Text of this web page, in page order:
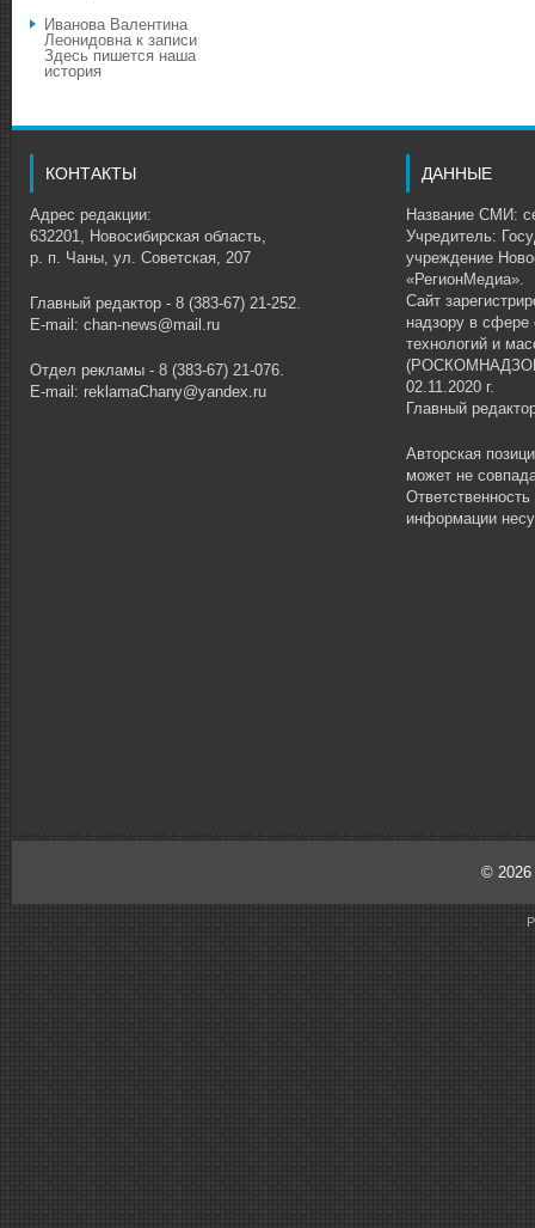
Иванова Валентина
Леонидовнак записи
Здесь пишется наша
история
КОНТАКТЫ
Адрес редакции:
632201, Новосибирская область,
р. п. Чаны, ул. Советская, 207
Главный редактор - 8 (383-67) 21-252.
E-mail: chan-news@mail.ru
Отдел рекламы - 8 (383-67) 21-076.
E-mail: reklamaChany@yandex.ru
ДАННЫЕ
Название СМИ:
Учредитель:
учреждение
«РегионМедиа».
Сайт
надзору в
технологий и
02.11.2020 г.
Главный
Авторская
может не
информации
© 2026